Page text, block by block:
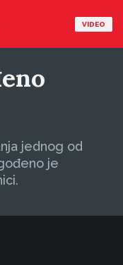
VIDEO
jednog od
je